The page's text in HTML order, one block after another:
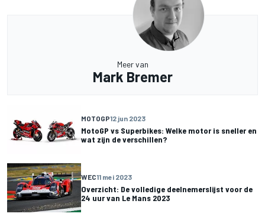
Meer van
Mark Bremer
MOTOGP12 jun 2023
MotoGP vs Superbikes: Welke motor is sneller en
wat zijn de verschillen?
WEC11 mei 2023
Overzicht: De volledige deelnemerslijst voor de
24 uur van Le Mans 2023